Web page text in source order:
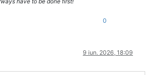
0
9 iun. 2026, 18:09